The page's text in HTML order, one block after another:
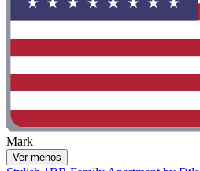
Mark
Ver menos